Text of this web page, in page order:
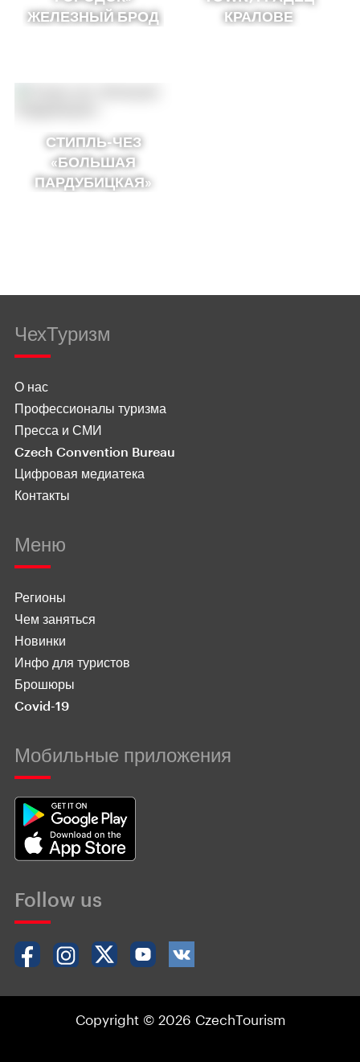
ЖЕЛЕЗНЫЙ БРОД
КРАЛОВЕ
СТИПЛЬ-ЧЕЗ
«БОЛЬШАЯ
ПАРДУБИЦКАЯ»
ЧехТуризм
О нас
Профессионалы туризма
Пресса и СМИ
Czech Convention Bureau
Цифровая медиатека
Контакты
Меню
Регионы
Чем заняться
Новинки
Инфо для туристов
Брошюры
Covid-19
Мобильные приложения
Follow us
Copyright © 2026 CzechTourism